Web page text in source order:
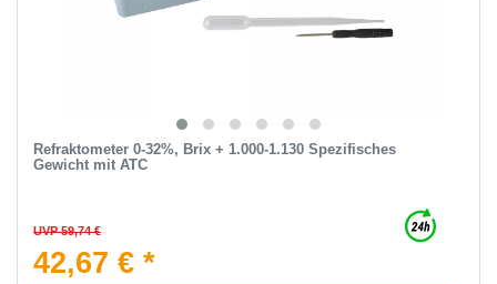
Refraktometer 0-32%, Brix + 1.000-1.130 Spezifisches
Gewicht mit ATC
UVP 59,74 €
42,67 € *